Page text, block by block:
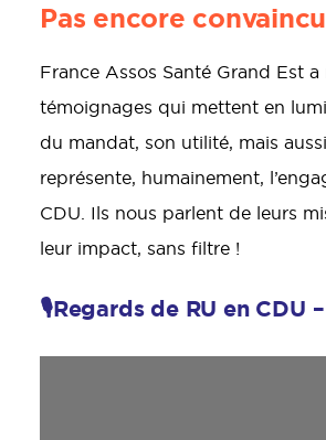
Pas encore
France Assos Santé Grand Est
témoignages qui mettent en
du mandat, son utilité, mais
représente, humainement,
CDU. Ils nous parlent de leurs
leur impact, sans filtre !
🎙️Regards de RU en CDU